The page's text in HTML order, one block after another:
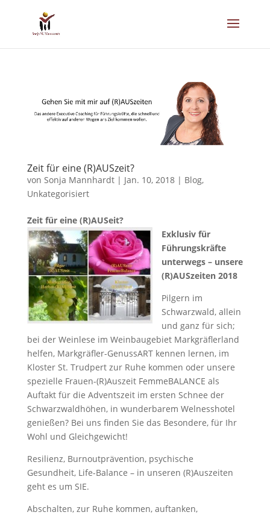
Zeit für eine (R)AUSzeit?
von Sonja Mannhardt| Jan. 10, 2018| Blog,
Unkategorisiert
Zeit für eine (R)AUSeit?
Exklusiv für
Führungskräfte
unterwegs – unsere
(R)AUSzeiten 2018
Pilgern im
Schwarzwald, allein
und ganz für sich;
bei der Weinlese im Weinbaugebiet Markgräflerland
helfen, Markgräfler-GenussART kennen lernen, im
Kloster St. Trudpert zur Ruhe kommen oder unsere
spezielle Frauen-(R)Auszeit FemmeBALANCE als
Auftakt für die Adventszeit im ersten Schnee der
Schwarzwaldhöhen, in wunderbarem Welnesshotel
genießen? Bei uns finden Sie das Besondere, für Ihr
Wohl und Gleichgewicht!
Resilienz, Burnoutprävention, psychische
Gesundheit, Life-Balance – in unseren (R)Auszeiten
geht es um SIE.
Abschalten, zur Ruhe kommen, auftanken,